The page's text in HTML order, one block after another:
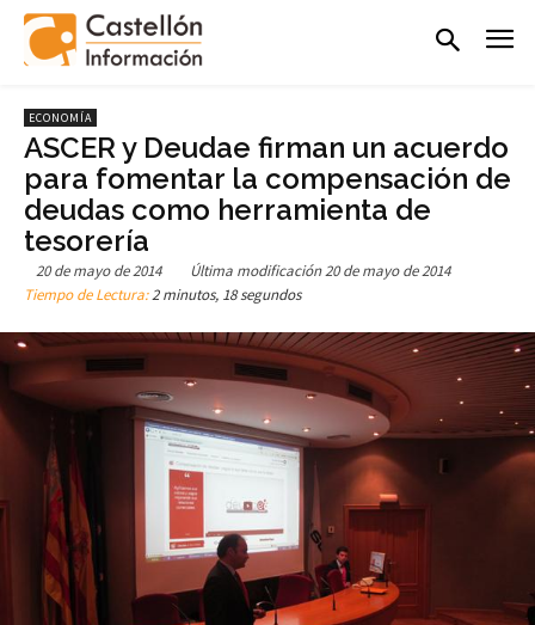
ECONOMÍA
ASCER y Deudae firman un acuerdo
para fomentar la compensación de
deudas como herramienta de
tesorería
20 de mayo de 2014 Última modificación20 de mayo de 2014
Tiempo de Lectura:2 minutos, 18 segundos